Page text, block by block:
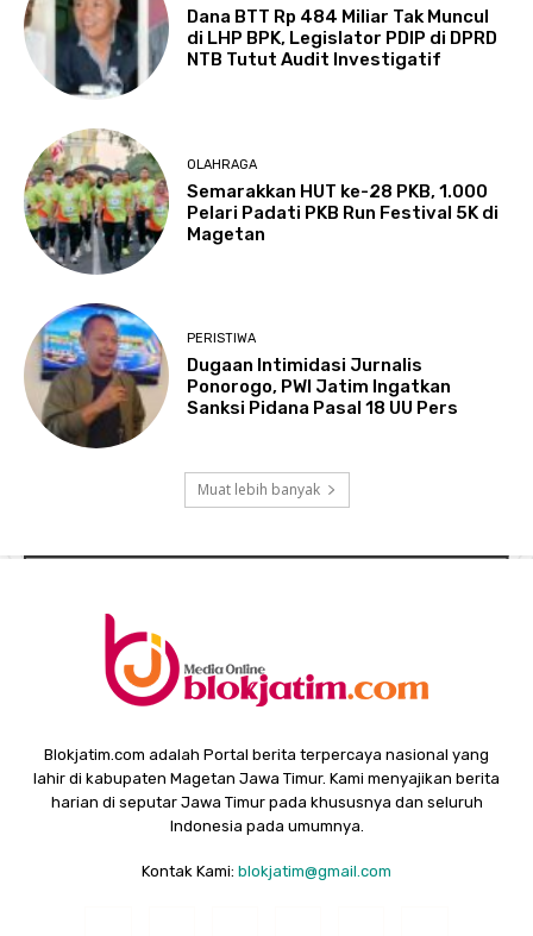
Dana BTT Rp 484 Miliar Tak Muncul
di LHP BPK, Legislator PDIP di DPRD
NTB Tutut Audit Investigatif
OLAHRAGA
Semarakkan HUT ke-28 PKB, 1.000
Pelari Padati PKB Run Festival 5K di
Magetan
PERISTIWA
Dugaan Intimidasi Jurnalis
Ponorogo, PWI Jatim Ingatkan
Sanksi Pidana Pasal 18 UU Pers
Muat lebih banyak
Blokjatim.com adalah Portal berita terpercaya nasional yang
lahir di kabupaten Magetan Jawa Timur. Kami menyajikan berita
harian di seputar Jawa Timur pada khususnya dan seluruh
Indonesia pada umumnya.
Kontak Kami: blokjatim@gmail.com